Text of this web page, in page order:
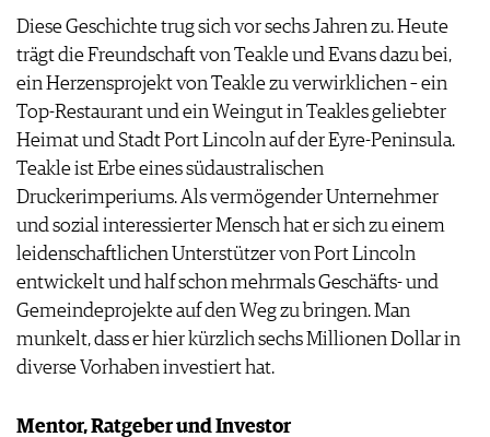
Diese Geschichte trug sich vor sechs Jahren zu. Heute
trägt die Freundschaft von Teakle und Evans dazu bei,
ein Herzensprojekt von Teakle zu verwirklichen – ein
Top-Restaurant und ein Weingut in Teakles geliebter
Heimat und Stadt Port Lincoln auf der Eyre-Peninsula.
Teakle ist Erbe eines südaustralischen
Druckerimperiums. Als vermögender Unternehmer
und sozial interessierter Mensch hat er sich zu einem
leidenschaftlichen Unterstützer von Port Lincoln
entwickelt und half schon mehrmals Geschäfts- und
Gemeindeprojekte auf den Weg zu bringen. Man
munkelt, dass er hier kürzlich sechs Millionen Dollar in
diverse Vorhaben investiert hat.
Mentor, Ratgeber und Investor